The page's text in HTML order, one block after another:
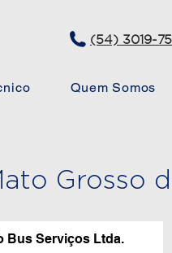
(54) 3019-
Quem Somos
Grosso
Bus Serviços Ltda.